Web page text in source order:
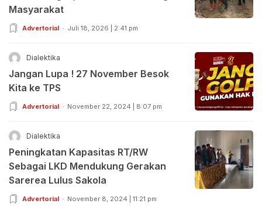
Masyarakat
Advertorial Juli 18, 2026 | 2:41 pm
Dialektika
Jangan Lupa ! 27 November Besok
Kita ke TPS
Advertorial November 22, 2024 | 8:07 pm
Dialektika
Peningkatan Kapasitas RT/RW
Sebagai LKD Mendukung Gerakan
Sarerea Lulus Sakola
Advertorial November 8, 2024 | 11:21 pm